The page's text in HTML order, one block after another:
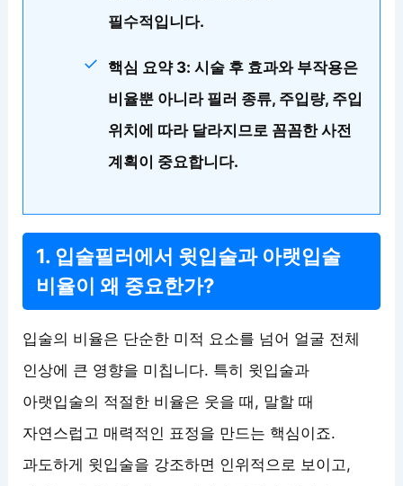
필수적입니다.
핵심 요약 3: 시술 후 효과와 부작용은
비율뿐 아니라 필러 종류, 주입량, 주입
위치에 따라 달라지므로 꼼꼼한 사전
계획이 중요합니다.
1. 입술필러에서 윗입술과 아랫입술
비율이 왜 중요한가?
입술의 비율은 단순한 미적 요소를 넘어 얼굴 전체
인상에 큰 영향을 미칩니다. 특히 윗입술과
아랫입술의 적절한 비율은 웃을 때, 말할 때
자연스럽고 매력적인 표정을 만드는 핵심이죠.
과도하게 윗입술을 강조하면 인위적으로 보이고,